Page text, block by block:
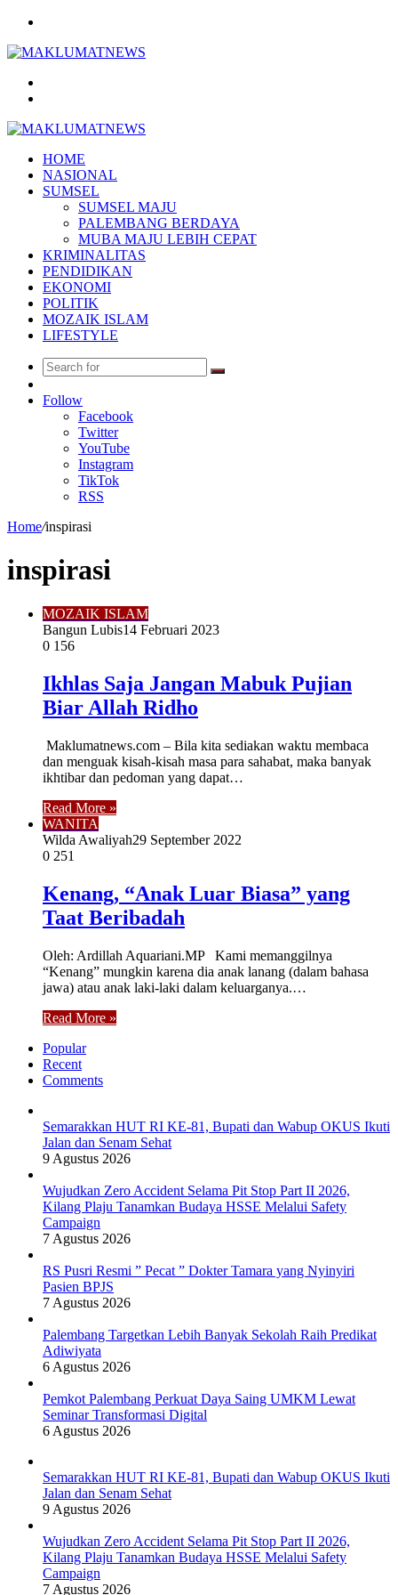
HOME
NASIONAL
SUMSEL
SUMSEL MAJU
PALEMBANG BERDAYA
MUBA MAJU LEBIH CEPAT
KRIMINALITAS
PENDIDIKAN
EKONOMI
POLITIK
MOZAIK ISLAM
LIFESTYLE
Search
Article
Follow
Facebook
Twitter
YouTube
Instagram
TikTok
RSS
Home/inspirasi
inspirasi
MOZAIK ISLAM
Bangun Lubis14 Februari 2023
0 156
Ikhlas Saja Jangan Mabuk Pujian
Biar Allah Ridho
Maklumatnews.com – Bila kita sediakan waktu membaca
dan menguak kisah-kisah masa para sahabat, maka banyak
ikhtibar dan pedoman yang dapat…
Read More »
WANITA
Wilda Awaliyah29 September 2022
0 251
Kenang, “Anak Luar Biasa” yang
Taat Beribadah
Oleh: Ardillah Aquariani.MP Kami memanggilnya
“Kenang” mungkin karena dia anak lanang (dalam bahasa
jawa) atau anak laki-laki dalam keluarganya.…
Read More »
Popular
Recent
Comments
Semarakkan HUT RI KE-81, Bupati dan Wabup OKUS Ikuti
Jalan dan Senam Sehat
9 Agustus 2026
Wujudkan Zero Accident Selama Pit Stop Part II 2026,
Kilang Plaju Tanamkan Budaya HSSE Melalui Safety
Campaign
7 Agustus 2026
RS Pusri Resmi ” Pecat ” Dokter Tamara yang Nyinyiri
Pasien BPJS
7 Agustus 2026
Palembang Targetkan Lebih Banyak Sekolah Raih Predikat
Adiwiyata
6 Agustus 2026
Pemkot Palembang Perkuat Daya Saing UMKM Lewat
Seminar Transformasi Digital
6 Agustus 2026
Semarakkan HUT RI KE-81, Bupati dan Wabup OKUS Ikuti
Jalan dan Senam Sehat
9 Agustus 2026
Wujudkan Zero Accident Selama Pit Stop Part II 2026,
Kilang Plaju Tanamkan Budaya HSSE Melalui Safety
Campaign
7 Agustus 2026